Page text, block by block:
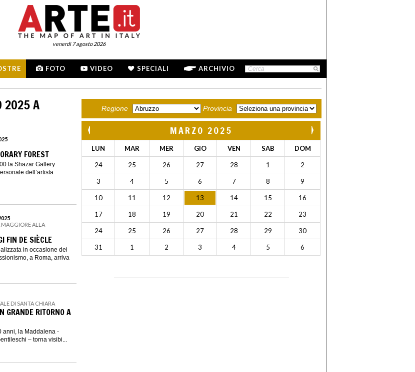
venerdì 7 agosto 2026
FOTO VIDEO SPECIALI ARCHIVIO
2025 A
FOREST
la Shazar Gallery
dell’artista
MAGGIORE ALLA
FIN DE SIÈCLE
in occasione dei
a Roma, arriva
DI SANTA CHIARA
GRANDE RITORNO A
anni, la Maddalena -
– torna visibi...
Regione Provincia
MARZO 2025
LUN MAR MER GIO VEN SAB DOM
24 25 26 27 28 1 2
3 4 5 6 7 8 9
10 11 12 13 14 15 16
17 18 19 20 21 22 23
24 25 26 27 28 29 30
31 1 2 3 4 5 6